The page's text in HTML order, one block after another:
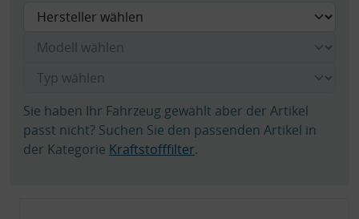
Sie haben Ihr Fahrzeug gewählt aber der Artikel
passt nicht? Suchen Sie den passenden Artikel in
der Kategorie Kraftstofffilter.